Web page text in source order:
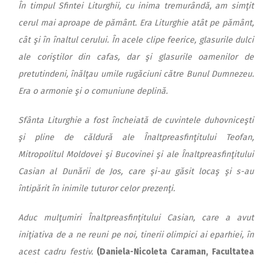
În timpul Sfintei Liturghii, cu inima tremurândă, am simţit
cerul mai aproape de pământ. Era Liturghie atât pe pământ,
cât şi în înaltul cerului. În acele clipe feerice, glasurile dulci
ale coriştilor din cafas, dar şi glasurile oamenilor de
pretutindeni, înălţau umile rugăciuni către Bunul Dumnezeu.
Era o armonie şi o comuniune deplină.
Sfânta Liturghie a fost încheiată de cuvintele duhovniceşti
şi pline de căldură ale Înaltpreasfinţitului Teofan,
Mitropolitul Moldovei şi Bucovinei şi ale Înaltpreasfinţitului
Casian al Dunării de Jos, care şi-au găsit locaş şi s-au
întipărit în inimile tuturor celor prezenţi.
Aduc mulţumiri Înaltpreasfinţitului Casian, care a avut
iniţiativa de a ne reuni pe noi, tinerii olimpici ai eparhiei, în
acest cadru festiv. (Daniela-Nicoleta Caraman, Facultatea